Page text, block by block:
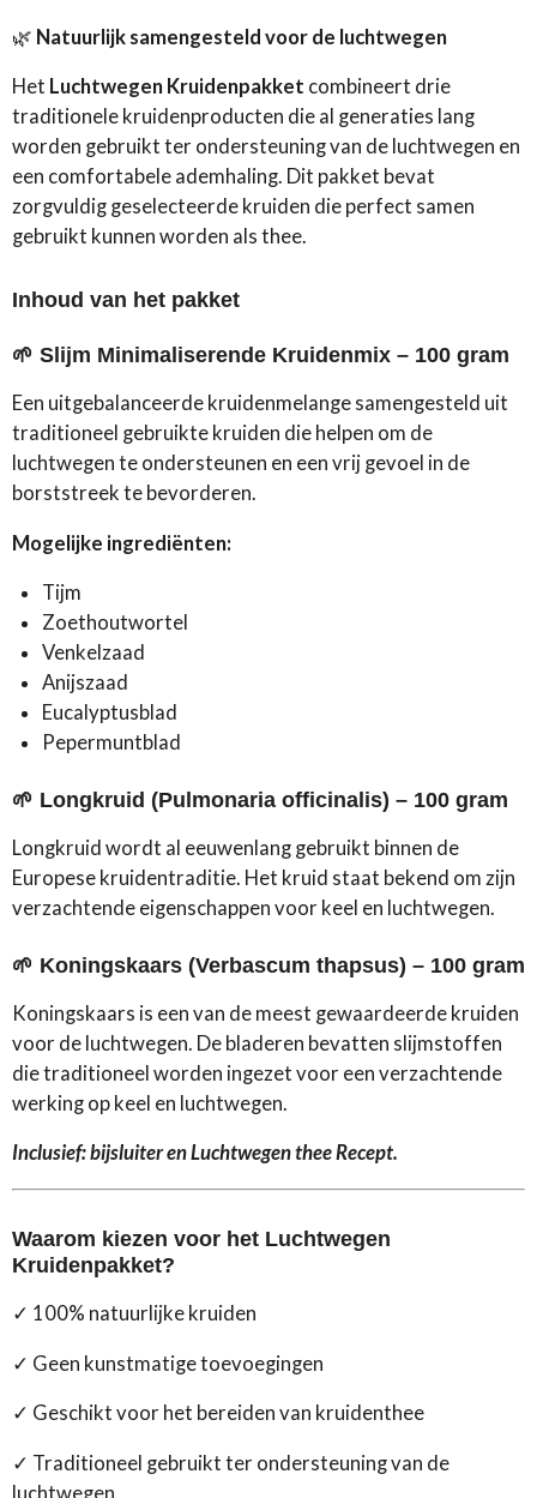
🌿 Natuurlijk samengesteld voor de luchtwegen
Het Luchtwegen Kruidenpakket combineert drie
traditionele kruidenproducten die al generaties lang
worden gebruikt ter ondersteuning van de luchtwegen en
een comfortabele ademhaling. Dit pakket bevat
zorgvuldig geselecteerde kruiden die perfect samen
gebruikt kunnen worden als thee.
Inhoud van het pakket
🌱 Slijm Minimaliserende Kruidenmix – 100 gram
Een uitgebalanceerde kruidenmelange samengesteld uit
traditioneel gebruikte kruiden die helpen om de
luchtwegen te ondersteunen en een vrij gevoel in de
borststreek te bevorderen.
Mogelijke ingrediënten:
Tijm
Zoethoutwortel
Venkelzaad
Anijszaad
Eucalyptusblad
Pepermuntblad
🌱 Longkruid (Pulmonaria officinalis) – 100 gram
Longkruid wordt al eeuwenlang gebruikt binnen de
Europese kruidentraditie. Het kruid staat bekend om zijn
verzachtende eigenschappen voor keel en luchtwegen.
🌱 Koningskaars (Verbascum thapsus) – 100 gram
Koningskaars is een van de meest gewaardeerde kruiden
voor de luchtwegen. De bladeren bevatten slijmstoffen
die traditioneel worden ingezet voor een verzachtende
werking op keel en luchtwegen.
Inclusief: bijsluiter en Luchtwegen thee Recept.
Waarom kiezen voor het Luchtwegen
Kruidenpakket?
✓ 100% natuurlijke kruiden
✓ Geen kunstmatige toevoegingen
✓ Geschikt voor het bereiden van kruidenthee
✓ Traditioneel gebruikt ter ondersteuning van de
luchtwegen